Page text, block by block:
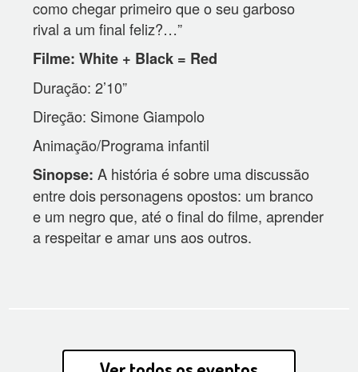
como chegar primeiro que o seu garboso
rival a um final feliz?…”
Filme: White + Black = Red
Duração: 2’10”
Direção: Simone Giampolo
Animação/Programa infantil
Sinopse: A história é sobre uma discussão
entre dois personagens opostos: um branco
e um negro que, até o final do filme, aprender
a respeitar e amar uns aos outros.